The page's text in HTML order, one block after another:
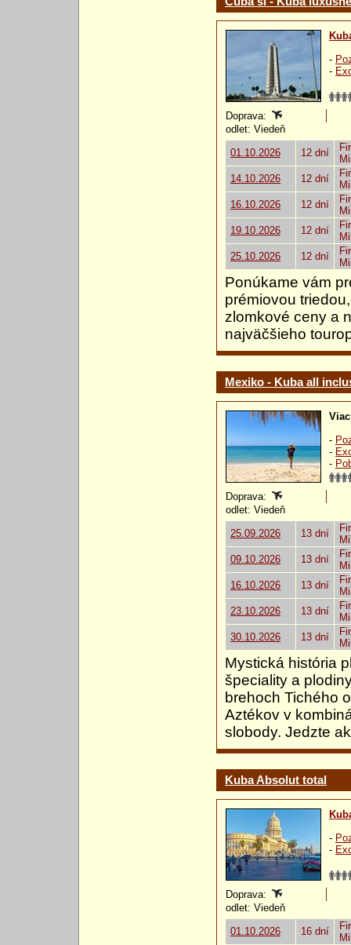
-
-
Doprava:
odlet: Viedeň
01.10.2026
12 dní
14.10.2026
12 dní
16.10.2026
12 dní
19.10.2026
12 dní
25.10.2026
12 dní
Ponúkame vám
prémiovou
zlomkové ceny a
najväčšieho
Mexiko - Kuba all
-
-
-
Doprava:
odlet: Viedeň
25.09.2026
13 dní
09.10.2026
13 dní
16.10.2026
13 dní
23.10.2026
13 dní
30.10.2026
13 dní
Mystická história
špeciality a
brehoch Tichého
Aztékov v
slobody. Jedzte
Kuba Absolut total
-
-
Doprava:
odlet: Viedeň
01.10.2026
16 dní